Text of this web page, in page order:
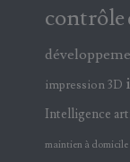
contrôle
impression 3D
Intelligence
maintien à domicile